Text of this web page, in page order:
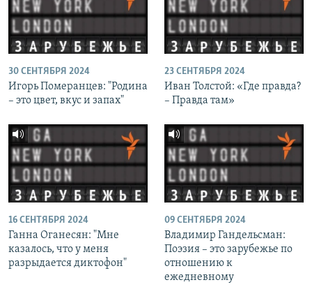
30 СЕНТЯБРЯ 2024
Игорь Померанцев: "Родина
– это цвет, вкус и запах"
23 СЕНТЯБРЯ 2024
Иван Толстой: «Где правда?
– Правда там»
16 СЕНТЯБРЯ 2024
Ганна Оганесян: "Мне
казалось, что у меня
разрыдается диктофон"
09 СЕНТЯБРЯ 2024
Владимир Гандельсман:
Поэзия – это зарубежье по
отношению к
ежедневному